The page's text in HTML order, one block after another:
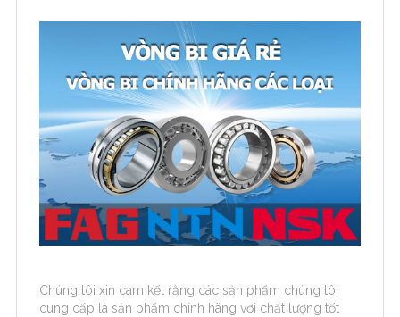
Chúng tôi xin cam kết rằng các sản phẩm chúng tôi
cung cấp là sản phẩm chính hãng với chất lượng tốt